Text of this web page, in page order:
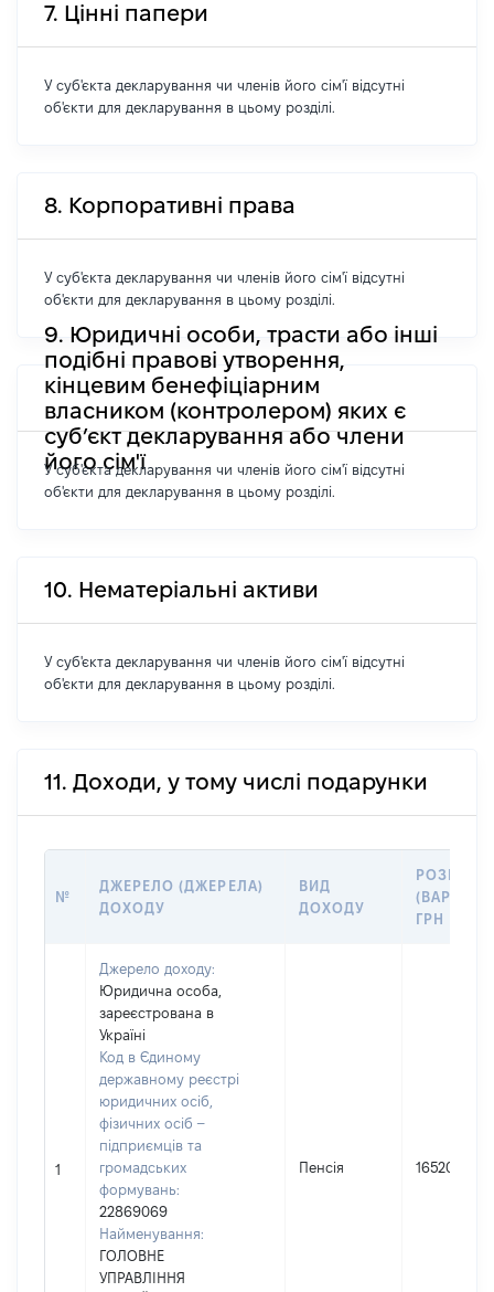
7. Цінні папери
У суб'єкта декларування чи членів його сім'ї відсутні
об'єкти для декларування в цьому розділі.
8. Корпоративні права
У суб'єкта декларування чи членів його сім'ї відсутні
об'єкти для декларування в цьому розділі.
9. Юридичні особи, трасти або інші
подібні правові утворення,
кінцевим бенефіціарним
власником (контролером) яких є
суб’єкт декларування або члени
його сім'ї
У суб'єкта декларування чи членів його сім'ї відсутні
об'єкти для декларування в цьому розділі.
10. Нематеріальні активи
У суб'єкта декларування чи членів його сім'ї відсутні
об'єкти для декларування в цьому розділі.
11. Доходи, у тому числі подарунки
№
ДЖЕРЕЛО (ДЖЕРЕЛА)
ДОХОДУ
ВИД
ДОХОДУ
РОЗМІР
ГРН
1
Джерело доходу:
Юридична особа,
зареєстрована в
Україні
Код в Єдиному
державному реєстрі
юридичних осіб,
фізичних осіб –
підприємців та
громадських
формувань:
22869069
Найменування:
ГОЛОВНЕ
УПРАВЛІННЯ
Пенсія 165200